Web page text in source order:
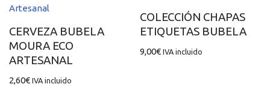
CERVEZA BUBELA
MOURA ECO
ARTESANAL
2,60€ IVA incluido
COLECCIÓN CHAPAS
ETIQUETAS BUBELA
9,00€ IVA incluido